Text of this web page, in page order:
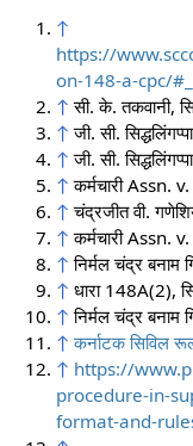
↑
https://
on-148-a-cpc/
↑ सी. के. तकवानी,
↑ जी. सी.
↑ जी. सी.
↑ कर्मचारी Assn.
↑ चंद्रजीत वी.
↑ कर्मचारी Assn.
↑ निर्मल चंद्र
↑ धारा 148A(2),
↑ निर्मल चंद्र
↑ कर्नाटक सिविल
↑ https://
procedure-in-
format-and-